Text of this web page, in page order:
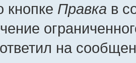
кнопке Правка в
на